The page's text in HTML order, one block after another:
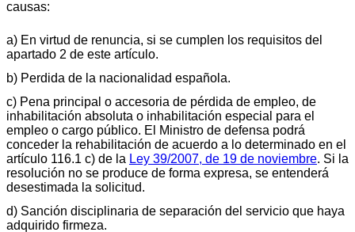
causas:
a) En virtud de renuncia, si se cumplen los requisitos del
apartado 2 de este artículo.
b) Perdida de la nacionalidad española.
c) Pena principal o accesoria de pérdida de empleo, de
inhabilitación absoluta o inhabilitación especial para el
empleo o cargo público. El Ministro de defensa podrá
conceder la rehabilitación de acuerdo a lo determinado en el
artículo 116.1 c) de la Ley 39/2007, de 19 de noviembre. Si la
resolución no se produce de forma expresa, se entenderá
desestimada la solicitud.
d) Sanción disciplinaria de separación del servicio que haya
adquirido firmeza.